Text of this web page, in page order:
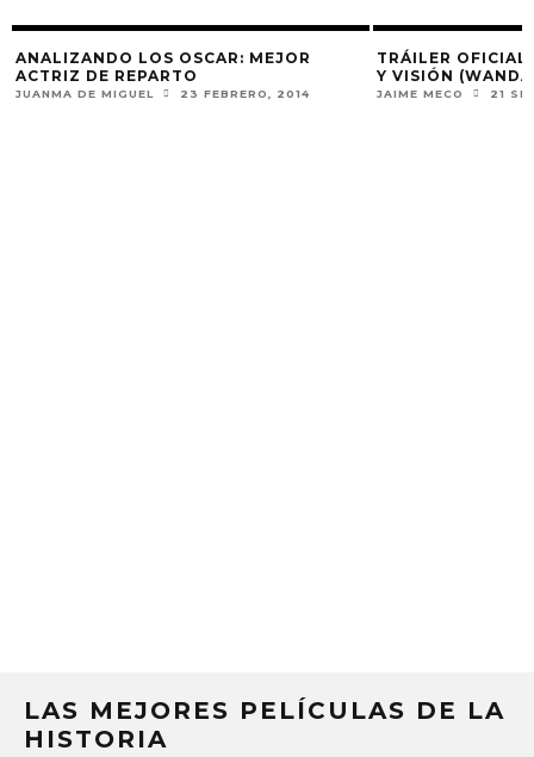
ANALIZANDO LOS OSCAR: MEJOR
ACTRIZ DE REPARTO
JUANMA DE MIGUEL 23 FEBRERO, 2014
TRÁILER OFICIAL
Y VISIÓN
JAIME MECO 21
LAS MEJORES PELÍCULAS DE LA
HISTORIA